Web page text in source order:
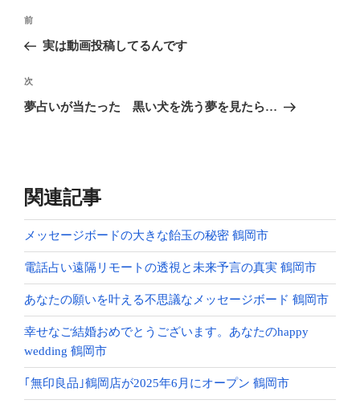
投
ビ
ゲ
ン
前
の
稿
前
実は動画投稿してるんです
次
の
次
夢占いが当たった 黒い犬を洗う夢を見たら…
関連記事
メッセージボードの大きな飴玉の秘密 鶴岡市
電話占い遠隔リモートの透視と未来予言の真実 鶴岡市
あなたの願いを叶える不思議なメッセージボード 鶴岡市
幸せなご結婚おめでとうございます。あなたのhappy
wedding 鶴岡市
｢無印良品｣鶴岡店が2025年6月にオープン 鶴岡市